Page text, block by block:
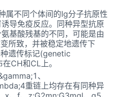
属不同个体间的Ig分子抗原性
导免疫反应。同种异型抗原
基酸残基的不同，可能是由
所致，并被稳定地遗传下
遗传标记(genetic
CH和CL上。
、
重链上均存在有同种异